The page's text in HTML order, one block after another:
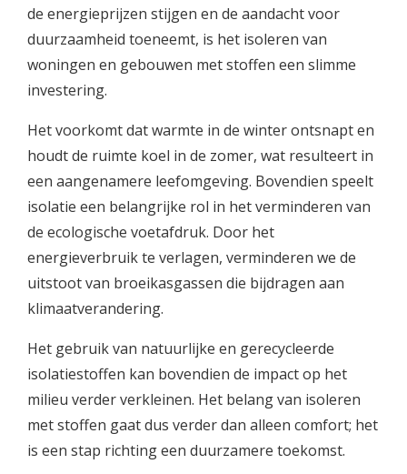
de energieprijzen stijgen en de aandacht voor
duurzaamheid toeneemt, is het isoleren van
woningen en gebouwen met stoffen een slimme
investering.
Het voorkomt dat warmte in de winter ontsnapt en
houdt de ruimte koel in de zomer, wat resulteert in
een aangenamere leefomgeving. Bovendien speelt
isolatie een belangrijke rol in het verminderen van
de ecologische voetafdruk. Door het
energieverbruik te verlagen, verminderen we de
uitstoot van broeikasgassen die bijdragen aan
klimaatverandering.
Het gebruik van natuurlijke en gerecycleerde
isolatiestoffen kan bovendien de impact op het
milieu verder verkleinen. Het belang van isoleren
met stoffen gaat dus verder dan alleen comfort; het
is een stap richting een duurzamere toekomst.